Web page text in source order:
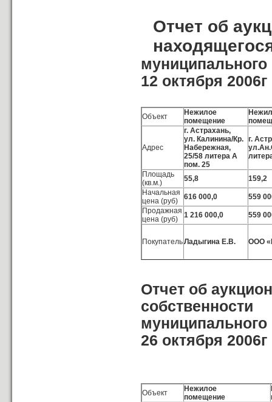
Отчет об
12 октября 2006г
Объект
Нежилое
помещение
Адрес
г. Астрахань,
ул. Калинина/Кр.
Набережная,
25/58 литера А
пом. 25
г.
Площадь
(кв.м.)
55,8
159,2
Начальная
цена (руб)
616 000,0
559
Продажная
цена (руб)
1 216 000,0 559
ПокупательЛадыгина Е.В. ООО
Отчет об
собственности
26 октября 2006г
Объект
Нежилое
помещение